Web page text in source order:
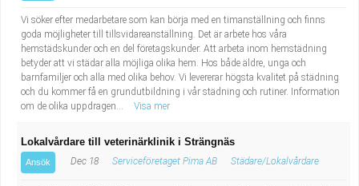
Vi söker efter medarbetare som kan börja med en timanställning och finns
goda möjligheter till tillsvidareanställning. Det är arbete hos våra
hemstädskunder och en del företagskunder. Att arbeta inom hemstädning
betyder att vi städar alla möjliga olika hem. Hos både äldre, unga och
barnfamiljer och alla med olika behov. Vi levererar högsta kvalitet på städning
och du kommer få en grundutbildning i vår städning och rutiner. Information
om de olika uppdragen...
Visa mer
Lokalvårdare till veterinärklinik i Strängnäs
Ansök Dec 18 Serviceföretaget Pima AB Städare/Lokalvårdare